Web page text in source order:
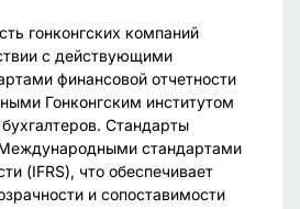
гонконгских компаний
с действующими
финансовой отчетности
Гонконгским институтом
Стандарты
стандартами
(IFRS), что обеспечивает
и сопоставимости